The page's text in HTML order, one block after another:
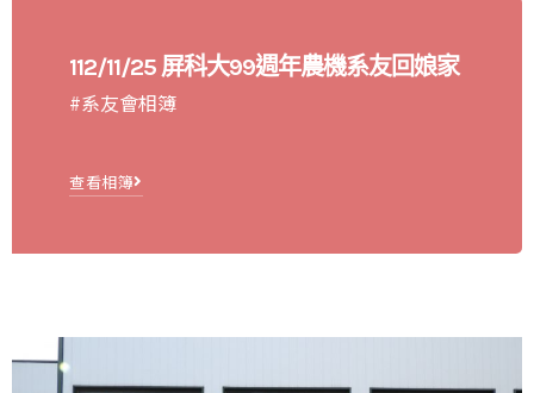
112/11/25 屏科大99週年農機系友回娘家
#系友會相簿
查看相簿